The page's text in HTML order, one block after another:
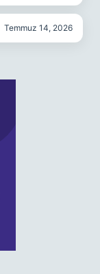
Temmuz 14, 2026